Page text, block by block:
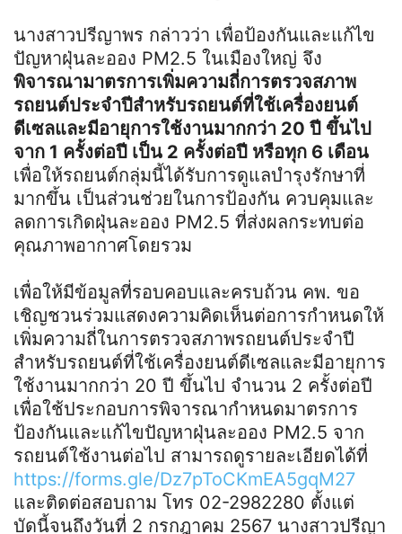
นางสาวปรีญาพร กล่าวว่า เพื่อป้องกันและแก้ไข
ปัญหาฝุ่นละออง PM2.5 ในเมืองใหญ่ จึง
พิจารณามาตรการเพิ่มความถี่การตรวจสภาพ
รถยนต์ประจำปีสำหรับรถยนต์ที่ใช้เครื่องยนต์
ดีเซลและมีอายุการใช้งานมากกว่า 20 ปี ขึ้นไป
จาก 1 ครั้งต่อปี เป็น 2 ครั้งต่อปี หรือทุก 6 เดือน
เพื่อให้รถยนต์กลุ่มนี้ได้รับการดูแลบำรุงรักษาที่
มากขึ้น เป็นส่วนช่วยในการป้องกัน ควบคุมและ
ลดการเกิดฝุ่นละออง PM2.5 ที่ส่งผลกระทบต่อ
คุณภาพอากาศโดยรวม
เพื่อให้มีข้อมูลที่รอบคอบและครบถ้วน คพ. ขอ
เชิญชวนร่วมแสดงความคิดเห็นต่อการกำหนดให้
เพิ่มความถี่ในการตรวจสภาพรถยนต์ประจำปี
สำหรับรถยนต์ที่ใช้เครื่องยนต์ดีเซลและมีอายุการ
ใช้งานมากกว่า 20 ปี ขึ้นไป จำนวน 2 ครั้งต่อปี
เพื่อใช้ประกอบการพิจารณากำหนดมาตรการ
ป้องกันและแก้ไขปัญหาฝุ่นละออง PM2.5 จาก
รถยนต์ใช้งานต่อไป สามารถดูรายละเอียดได้ที่
https://forms.gle/Dz7pToCKmEA5gqM27
และติดต่อสอบถาม โทร 02-2982280 ตั้งแต่
บัดนี้จนถึงวันที่ 2 กรกฎาคม 2567 นางสาวปรีญา